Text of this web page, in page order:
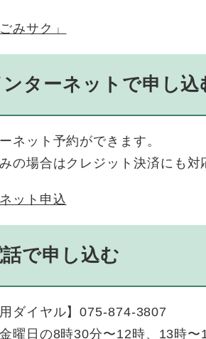
みサク」
ターネットで申し込
ネット予約ができます。
の場合はクレジット決済にも対
ット申込
で申し込む
ダイヤル】075-874-3807
曜日の8時30分〜12時、13時〜